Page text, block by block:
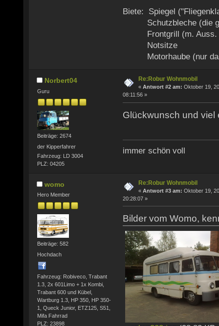
Biete: Spiegel
Schutzbleche (die
Frontgrill (m. Auss. f.
Notsitze
Motorhaube (nur
Norbert04
Guru
Beiträge: 2674
der Kipperfahrer
Fahrzeug: LD 3004
PLZ: 04205
Re:Robur Wohnmobil
« Antwort #2 am: Oktober 19,
08:11:56 »
Glückwunsch und viel
immer schön voll
womo
Hero Member
Beiträge: 582
Hochdach
Fahrzeug: Robiveco, Trabant
1.3, 2x 601Limo + 1x Kombi,
Trabant 600 und Kübel,
Wartburg 1.3, HP 350, HP 350-
1, Queck Junior, ETZ125, S51,
Mifa Fahrrad
PLZ: 23898
Re:Robur Wohnmobil
« Antwort #3 am: Oktober 19,
20:28:07 »
Bilder vom Womo,